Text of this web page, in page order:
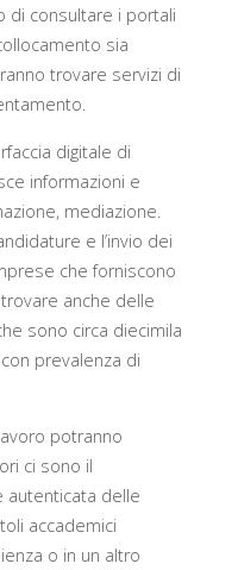
di consultare i portali
sia
trovare servizi di
digitale di
informazioni e
mediazione.
e l’invio dei
che forniscono
anche delle
sono circa diecimila
prevalenza di
potranno
ci sono il
autenticata delle
accademici
o in un altro